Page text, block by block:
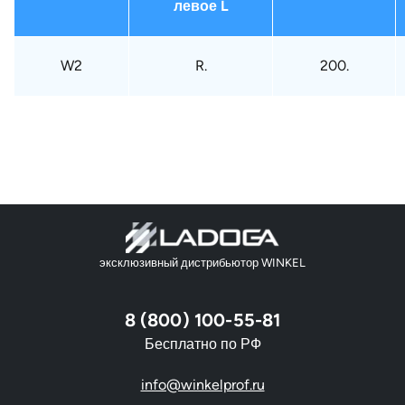
левое L
W2 R. 200.
эксклюзивный дистрибьютор WINKEL
8 (800) 100-55-81
Бесплатно по РФ
info@winkelprof.ru